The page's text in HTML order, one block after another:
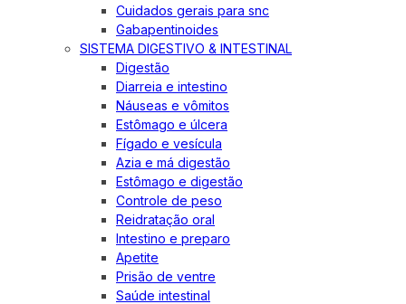
Cuidados gerais para snc
Gabapentinoides
SISTEMA DIGESTIVO & INTESTINAL
Digestão
Diarreia e intestino
Náuseas e vômitos
Estômago e úlcera
Fígado e vesícula
Azia e má digestão
Estômago e digestão
Controle de peso
Reidratação oral
Intestino e preparo
Apetite
Prisão de ventre
Saúde intestinal